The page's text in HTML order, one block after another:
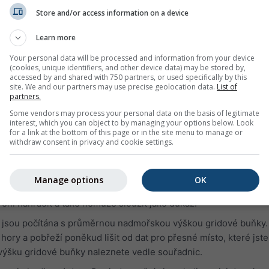
počasí za včerejšek nebo historii počasí z posledních let.
3 grafů:
v hodinových intervalech
obloha (světle modré pozadí). Čím tmavší je šedé pozadí,
simulační data, nikoli naměřená data, pro vybranou oblast.
s naměřenými daty z meteorologické stanice (protože ve
k dispozici žádná měření). Simulační data s vysokou
měření nahradit. Pro oblasti nebo data s nižší
nahradit a také nemůže sloužit jako důkaz.
počítána s průměrnou nadmořskou výškou gridové
a pobřeží poněkud lišit od dat pro přesné místo, které jste
gridové buňky naleznete vedle souřadnic.
Store and/or access information on a device
Learn more
Your personal data will be processed and information from your device
(cookies, unique identifiers, and other device data) may be stored by,
accessed by and shared with 750 partners, or used specifically by this
site. We and our partners may use precise geolocation data. List of
partners.
Some vendors may process your personal data on the basis of legitimate
interest, which you can object to by managing your options below. Look
for a link at the bottom of this page or in the site menu to manage or
withdraw consent in privacy and cookie settings.
OK
Manage options